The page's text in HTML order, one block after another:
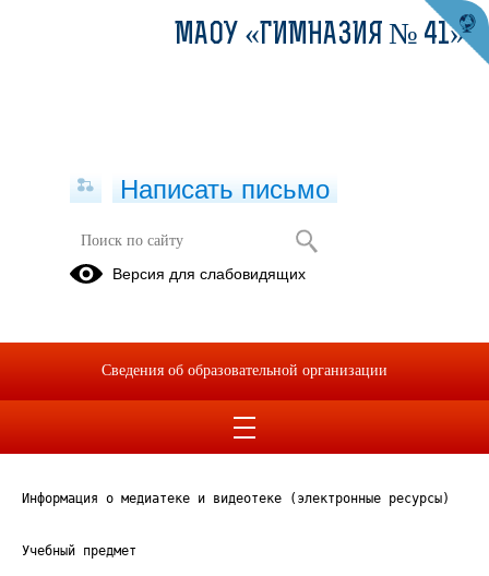
Информация о медиатеке и
Опубликовано на сайте
Информация о медиатеке и видеотеке (электронные ресурсы)
Учебный предмет
МАОУ «ГИМНАЗИЯ № 41»
Написать письмо
Версия для слабовидящих
Сведения об образовательной организации